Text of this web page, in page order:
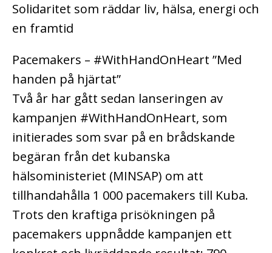
Solidaritet som räddar liv, hälsa, energi och
en framtid
Pacemakers – #WithHandOnHeart ”Med
handen på hjärtat”
Två år har gått sedan lanseringen av
kampanjen #WithHandOnHeart, som
initierades som svar på en brådskande
begäran från det kubanska
hälsoministeriet (MINSAP) om att
tillhandahålla 1 000 pacemakers till Kuba.
Trots den kraftiga prisökningen på
pacemakers uppnådde kampanjen ett